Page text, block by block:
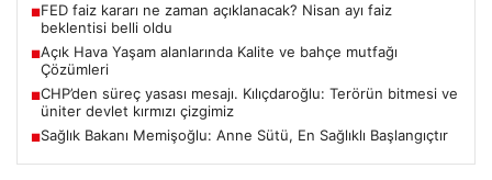
■FED faiz kararı ne zaman açıklanacak? Nisan ayı faiz
beklentisi belli oldu
■Açık Hava Yaşam alanlarında Kalite ve bahçe mutfağı
Çözümleri
■CHP’den süreç yasası mesajı. Kılıçdaroğlu: Terörün bitmesi ve
üniter devlet kırmızı çizgimiz
■Sağlık Bakanı Memişoğlu: Anne Sütü, En Sağlıklı Başlangıçtır